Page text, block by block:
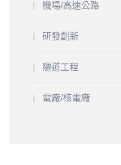
機場/高速公路
研發創新
隧道工程
電廠/核電廠